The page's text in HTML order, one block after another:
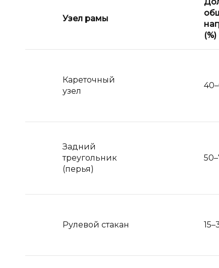
Узел рамы
(%)
Кареточный
узел
Задний
треугольник
(перья)
Рулевой стакан